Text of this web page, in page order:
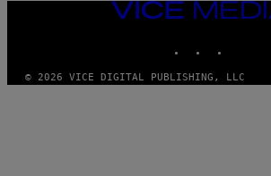
VICE
MEDIA
© 2026 VICE DIGITAL PUBLISHING, LLC